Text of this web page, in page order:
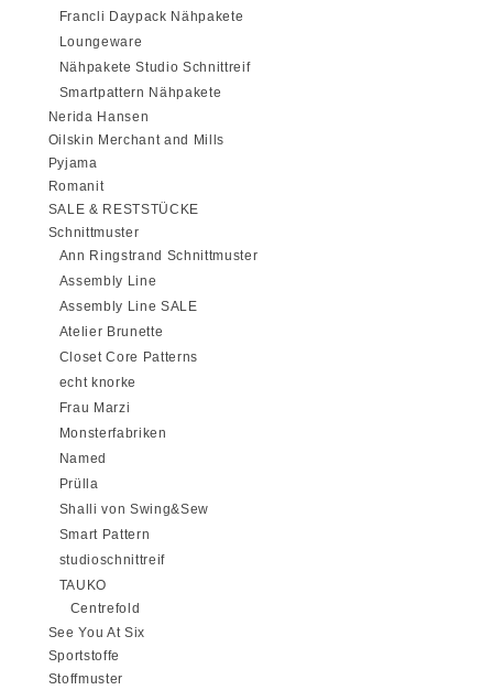
Francli Daypack Nähpakete
Loungeware
Nähpakete Studio Schnittreif
Smartpattern Nähpakete
Nerida Hansen
Oilskin Merchant and Mills
Pyjama
Romanit
SALE & RESTSTÜCKE
Schnittmuster
Ann Ringstrand Schnittmuster
Assembly Line
Assembly Line SALE
Atelier Brunette
Closet Core Patterns
echt knorke
Frau Marzi
Monsterfabriken
Named
Prülla
Shalli von Swing&Sew
Smart Pattern
studioschnittreif
TAUKO
Centrefold
See You At Six
Sportstoffe
Stoffmuster